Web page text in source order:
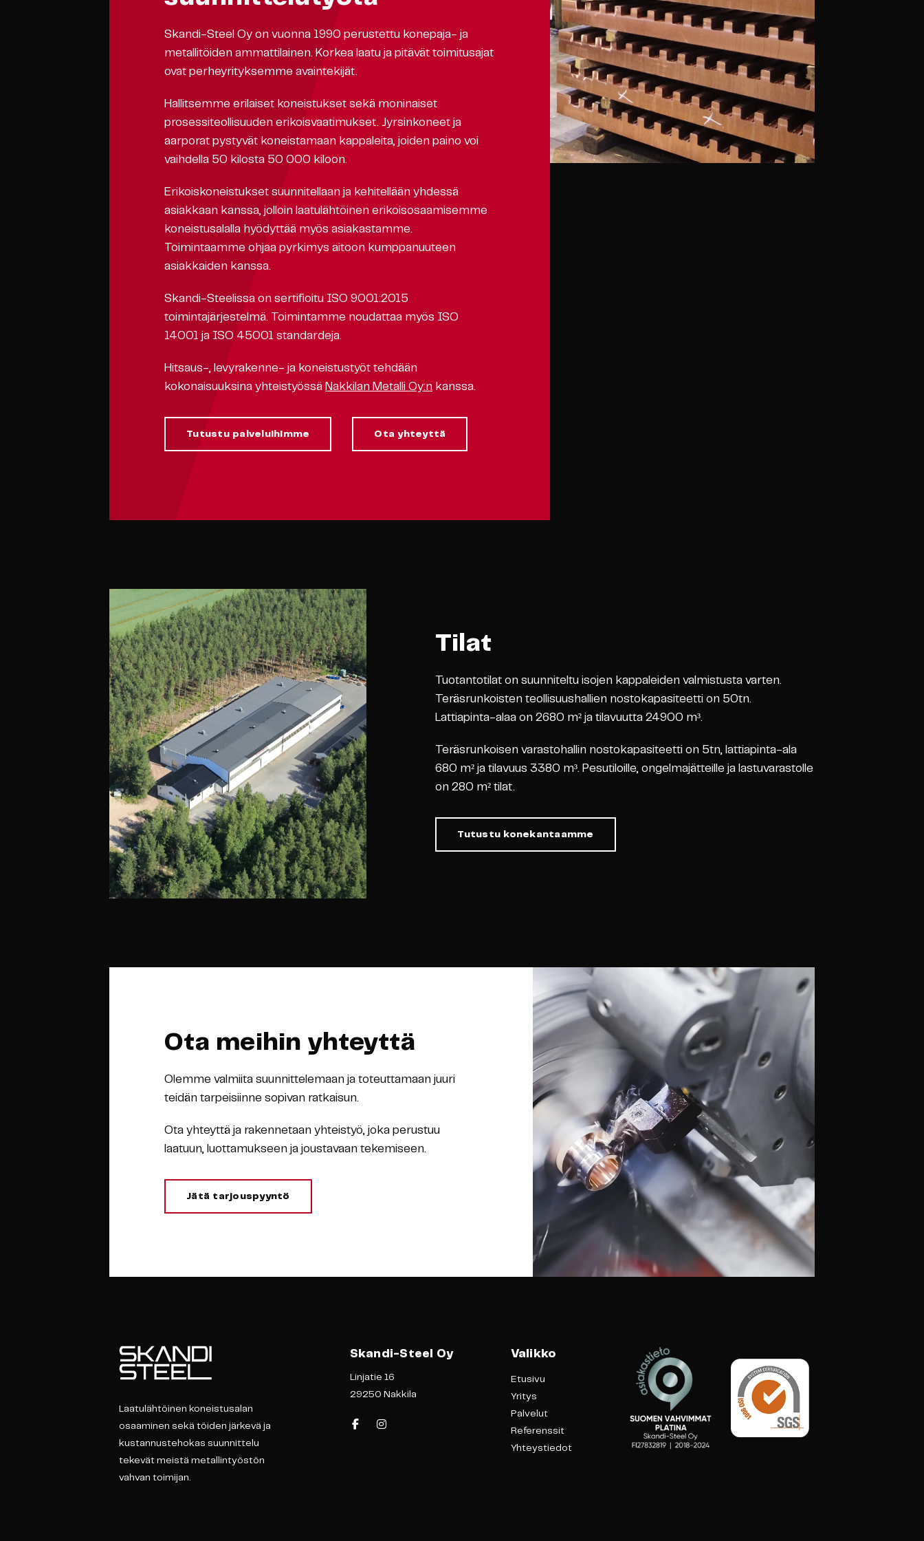
Skandi-Steel Oy on vuonna 1990 perustettu konepaja- ja
metallitöiden ammattilainen. Korkea laatu ja pitävät toimitusajat
ovat perheyrityksemme avaintekijät.
Hallitsemme erilaiset koneistukset sekä moninaiset
prosessiteollisuuden erikoisvaatimukset. Jyrsinkoneet ja
aarporat pystyvät koneistamaan kappaleita, joiden paino voi
vaihdella 50 kilosta 50 000 kiloon.
Erikoiskoneistukset suunnitellaan ja kehitellään yhdessä
asiakkaan kanssa, jolloin laatulähtöinen erikoisosaamisemme
koneistusalalla hyödyttää myös asiakastamme.
Toimintaamme ohjaa pyrkimys aitoon kumppanuuteen
asiakkaiden kanssa.
Skandi-Steelissa on sertifioitu ISO 9001:2015
toimintajärjestelmä. Toimintamme noudattaa myös ISO
14001 ja ISO 45001 standardeja.
Hitsaus-, levyrakenne- ja koneistustyöt tehdään
kokonaisuuksina yhteistyössä Nakkilan Metalli Oy:n kanssa.
Tutustu palveluihimme Ota yhteyttä
Tilat
Tuotantotilat on suunniteltu isojen kappaleiden valmistusta varten.
Teräsrunkoisten teollisuushallien nostokapasiteetti on 50tn.
Lattiapinta-alaa on 2680 m² ja tilavuutta 24900 m³.
Teräsrunkoisen varastohallin nostokapasiteetti on 5tn, lattiapinta-ala
680 m² ja tilavuus 3380 m³. Pesutiloille, ongelmajätteille ja lastuvarastolle
on 280 m² tilat.
Tutustu konekantaamme
Ota meihin yhteyttä
Olemme valmiita suunnittelemaan ja toteuttamaan juuri
teidän tarpeisiinne sopivan ratkaisun.
Ota yhteyttä ja rakennetaan yhteistyö, joka perustuu
laatuun, luottamukseen ja joustavaan tekemiseen.
Jätä tarjouspyyntö
Laatulähtöinen koneistusalan
osaaminen sekä töiden järkevä ja
kustannustehokas suunnittelu
tekevät meistä metallintyöstön
vahvan toimijan.
Skandi-Steel Oy
Linjatie 16
29250 Nakkila
Valikko
Etusivu
Yritys
Palvelut
Referenssit
Yhteystiedot